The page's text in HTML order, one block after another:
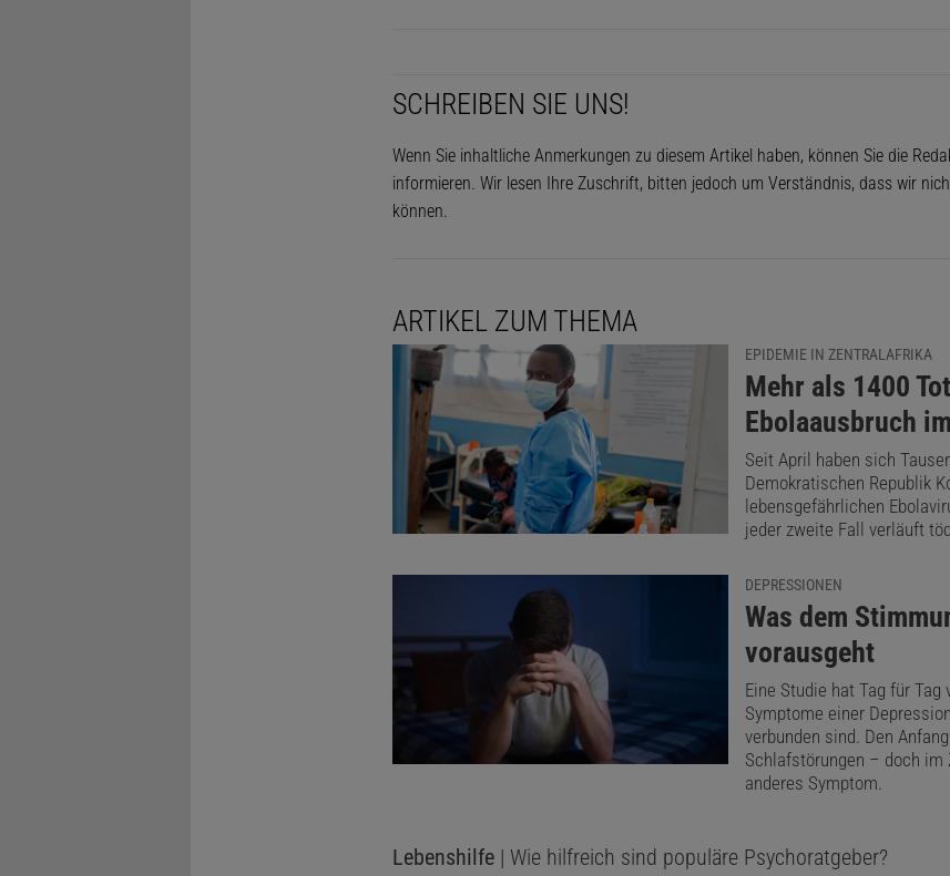
SCHREIBEN SIE UNS!
Wenn Sie inhaltliche Anmerkungen zu diesem Artikel haben, können Sie die
informieren. Wir lesen Ihre Zuschrift, bitten jedoch um Verständnis, dass wir
können.
ARTIKEL ZUM THEMA
EPIDEMIE IN ZENTRALAFRIKA
:
Mehr als 1400
Ebolaausbruch
Seit April haben sich
Demokratischen Republik
lebensgefährlichen
jeder zweite Fall verläuft
DEPRESSIONEN
:
Was dem
vorausgeht
Eine Studie hat Tag für Tag
Symptome einer
verbunden sind. Den
Schlafstörungen – doch im
anderes Symptom.
Lebenshilfe| Wie hilfreich sind populäre Psychoratgeber?